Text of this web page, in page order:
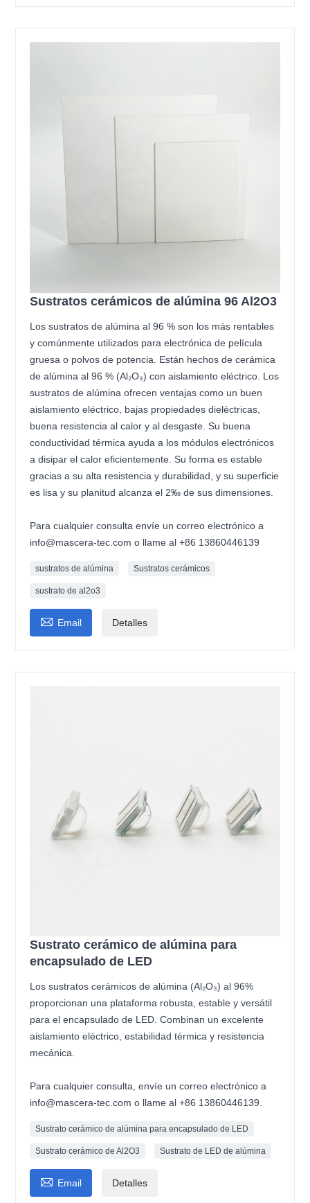
Sustratos cerámicos de alúmina 96 Al2O3
Los sustratos de alúmina al 96 % son los más rentables
y comúnmente utilizados para electrónica de película
gruesa o polvos de potencia. Están hechos de cerámica
de alúmina al 96 % (Al₂O₃) con aislamiento eléctrico. Los
sustratos de alúmina ofrecen ventajas como un buen
aislamiento eléctrico, bajas propiedades dieléctricas,
buena resistencia al calor y al desgaste. Su buena
conductividad térmica ayuda a los módulos electrónicos
a disipar el calor eficientemente. Su forma es estable
gracias a su alta resistencia y durabilidad, y su superficie
es lisa y su planitud alcanza el 2‰ de sus dimensiones.
Para cualquier consulta envíe un correo electrónico a
info@mascera-tec.com o llame al +86 13860446139
sustratos de alúmina Sustratos cerámicos
sustrato de al2o3
 Email Detalles
Sustrato cerámico de alúmina para
encapsulado de LED
Los sustratos cerámicos de alúmina (Al₂O₃) al 96%
proporcionan una plataforma robusta, estable y versátil
para el encapsulado de LED. Combinan un excelente
aislamiento eléctrico, estabilidad térmica y resistencia
mecánica.
Para cualquier consulta, envíe un correo electrónico a
info@mascera-tec.com o llame al +86 13860446139.
Sustrato cerámico de alúmina para encapsulado de LED
Sustrato cerámico de Al2O3 Sustrato de LED de alúmina
 Email Detalles